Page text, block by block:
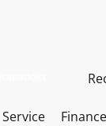
Service